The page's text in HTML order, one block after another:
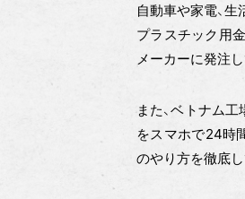
自動車や家電、
プラスチック用
メーカーに発注
また、ベトナム
をスマホで24時
のやり方を徹底